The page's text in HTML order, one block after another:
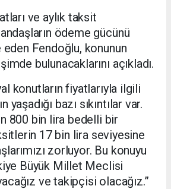
ve aylık taksit
ödeme gücünü
eden Fendoğlu, konunun
bulunacaklarını açıkladı.
konutların fiyatlarıyla ilgili
yaşadığı bazı sıkıntılar var.
800 bin lira bedelli bir
17 bin lira seviyesine
zorluyor. Bu konuyu
Büyük Millet Meclisi
ve takipçisi olacağız.”